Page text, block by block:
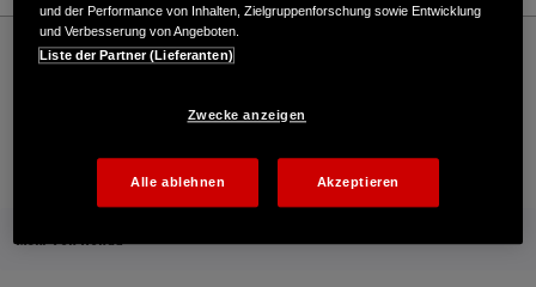
Honda
Rasen und Garten
Hilko Meyer Gebr. Meyer GmbH - Garten – Honda - HONDA Deutschland Offizielle
Mehr von Honda
und der Performance von Inhalten, Zielgruppenforschung sowie Entwicklung
und Verbesserung von Angeboten.
Liste der Partner (Lieferanten)
Zwecke anzeigen
Alle ablehnen Akzeptieren